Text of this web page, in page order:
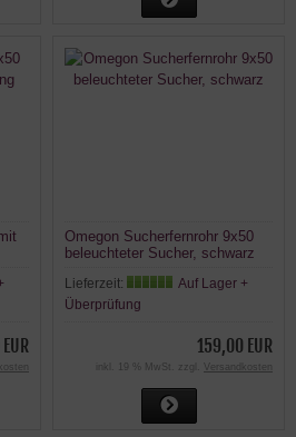
Omegon Sucherfernrohr 9x50
beleuchteter Sucher, schwarz
Lieferzeit:
Auf Lager +
Überprüfung
159,00 EUR
inkl. 19 % MwSt. zzgl. Versandkosten